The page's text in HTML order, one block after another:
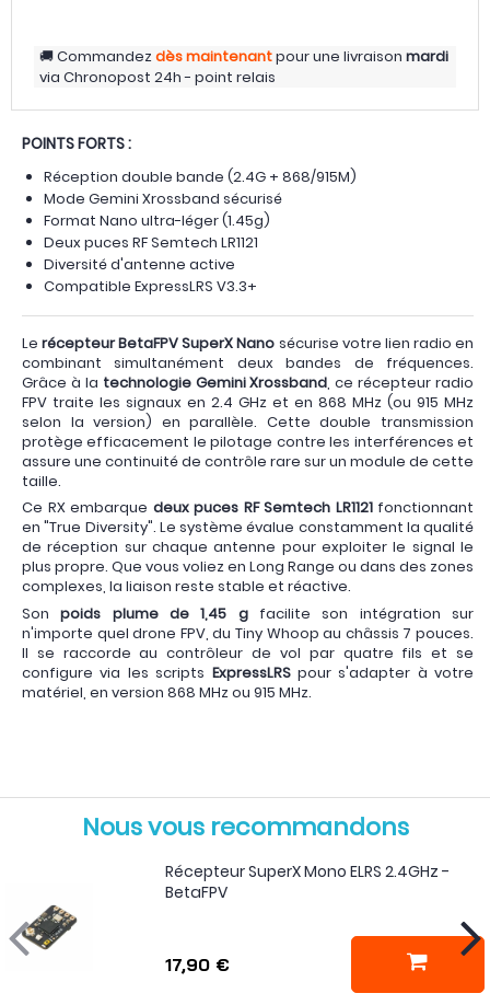
Commandezdès maintenantpour une livraison mardi
via Chronopost 24h - point relais
POINTS FORTS :
Réception double bande (2.4G + 868/915M)
Mode Gemini Xrossband sécurisé
Format Nano ultra-léger (1.45g)
Deux puces RF Semtech LR1121
Diversité d'antenne active
Compatible ExpressLRS V3.3+
Le récepteur BetaFPV SuperX Nano sécurise votre lien radio en
combinant simultanément deux bandes de fréquences.
Grâce à la technologie Gemini Xrossband, ce récepteur radio
FPV traite les signaux en 2.4 GHz et en 868 MHz (ou 915 MHz
selon la version) en parallèle. Cette double transmission
protège efficacement le pilotage contre les interférences et
assure une continuité de contrôle rare sur un module de cette
taille.
Ce RX embarque deux puces RF Semtech LR1121fonctionnant
en "True Diversity". Le système évalue constamment la qualité
de réception sur chaque antenne pour exploiter le signal le
plus propre. Que vous voliez en Long Range ou dans des zones
complexes, la liaison reste stable et réactive.
Son poids plume de 1,45 gfacilite son intégration sur
n'importe quel drone FPV, du Tiny Whoop au châssis 7 pouces.
Il se raccorde au contrôleur de vol par quatre fils et se
configure via les scripts ExpressLRSpour s'adapter à votre
matériel, en version 868 MHz ou 915 MHz.
Nous vous recommandons
Récepteur SuperX Mono ELRS 2.4GHz -
BetaFPV
17,90 €